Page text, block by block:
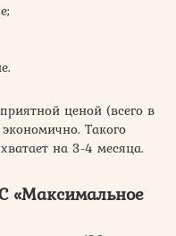
ценой (всего в
Такого
на 3-4 месяца.
«Максимальное